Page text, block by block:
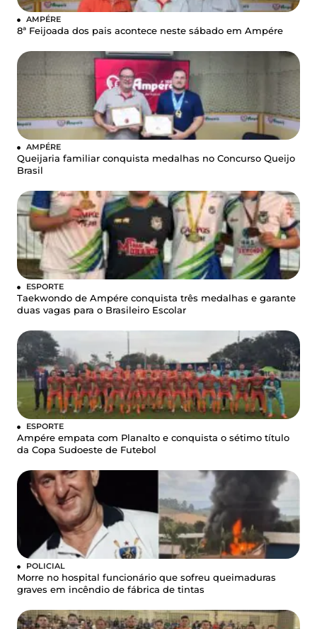
AMPÉRE
8ª Feijoada dos pais acontece neste sábado em Ampére
AMPÉRE
Queijaria familiar conquista medalhas no Concurso Queijo
Brasil
ESPORTE
Taekwondo de Ampére conquista três medalhas e garante
duas vagas para o Brasileiro Escolar
ESPORTE
Ampére empata com Planalto e conquista o sétimo título
da Copa Sudoeste de Futebol
POLICIAL
Morre no hospital funcionário que sofreu queimaduras
graves em incêndio de fábrica de tintas